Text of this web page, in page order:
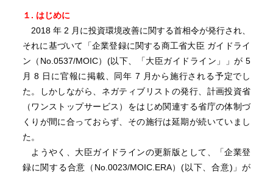
１. はじめに
2018 年 2 月に投資環境改善に関する首相令が発行され、
それに基づいて「企業登録に関する商工省大臣 ガイドライ
ン（No.0537/MOIC）(以下、「大臣ガイドライン」」が 5
月 8 日に官報に掲載、同年 7 月から施行される予定でし
た。しかしながら、ネガティブリストの発行、計画投資省
（ワンストップサービス）をはじめ関連する省庁の体制づ
くりが間に合っておらず、その施行は延期が続いていまし
た。
ようやく、大臣ガイドラインの更新版として、「企業登
録に関する合意（No.0023/MOIC.ERA）(以下、合意)」が